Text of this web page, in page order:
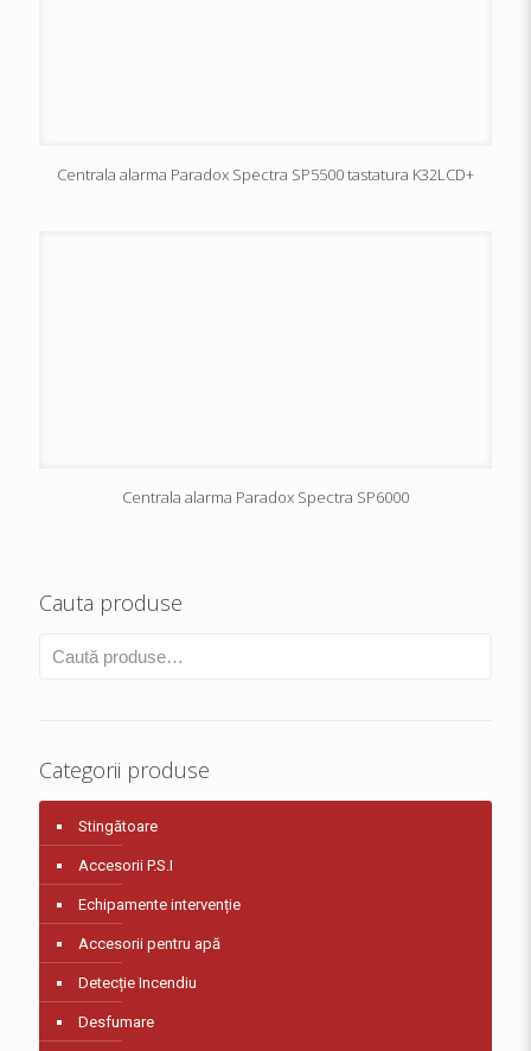
Centrala alarma Paradox Spectra SP5500 tastatura K32LCD+
Centrala alarma Paradox Spectra SP6000
Cauta produse
Categorii produse
Stingătoare
Accesorii P.S.I
Echipamente intervenție
Accesorii pentru apă
Detecție Incendiu
Desfumare